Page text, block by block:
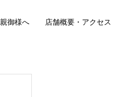
親御様へ 店舗概要・アクセス